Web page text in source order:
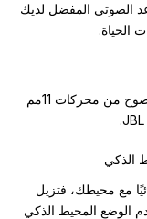
الصوتي المفضل لديك
الحياة.
لا شيء يضاهي الموسيقى والمكالمات فائقة الوضوح من محركات 11مم
الذكي
مع محيطك، فتزيل
الوضع المحيط الذكي